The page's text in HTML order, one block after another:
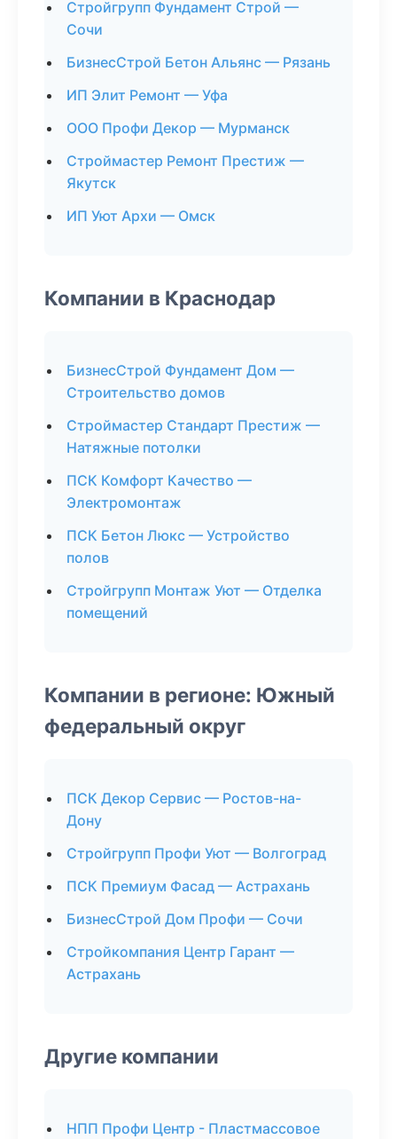
Стройгрупп Фундамент Строй —
Сочи
БизнесСтрой Бетон Альянс — Рязань
ИП Элит Ремонт — Уфа
ООО Профи Декор — Мурманск
Строймастер Ремонт Престиж —
Якутск
ИП Уют Архи — Омск
Компании в Краснодар
БизнесСтрой Фундамент Дом —
Строительство домов
Строймастер Стандарт Престиж —
Натяжные потолки
ПСК Комфорт Качество —
Электромонтаж
ПСК Бетон Люкс — Устройство
полов
Стройгрупп Монтаж Уют — Отделка
помещений
Компании в регионе: Южный
федеральный округ
ПСК Декор Сервис — Ростов-на-
Дону
Стройгрупп Профи Уют — Волгоград
ПСК Премиум Фасад — Астрахань
БизнесСтрой Дом Профи — Сочи
Стройкомпания Центр Гарант —
Астрахань
Другие компании
НПП Профи Центр - Пластмассовое